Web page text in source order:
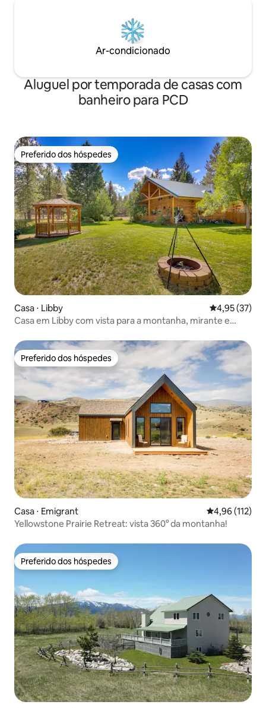
Ar-condicionado
Aluguel por temporada de casas com
banheiro para PCD
Preferido dos hóspedes
Preferido dos hóspedes
Casa ⋅ Libby 4,95 de uma
4,95 (37)
Casa em Libby com vista para a montanha, mirante e
Preferido dos hóspedes
Preferido dos hóspedes
Casa ⋅ Emigrant 4,96 de uma
4,96 (112)
Yellowstone Prairie Retreat: vista 360° da montanha!
Preferido dos hóspedes
Preferido dos hóspedes